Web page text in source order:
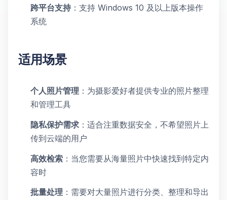
跨平台支持 ：支持 Windows 10 及以上版本操作
系统
适用场景
个人照片管理 ：为摄影爱好者提供专业的照片整理
和管理工具
隐私保护需求 ：适合注重数据安全，不希望照片上
传到云端的用户
高效检索 ：当您需要从海量照片中快速找到特定内
容时
批量处理 ：需要对大量照片进行分类、整理和导出